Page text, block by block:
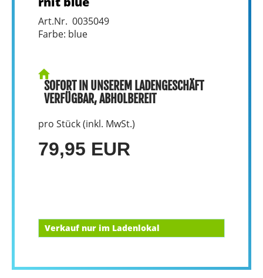
Art.Nr. 0035049
Farbe: blue
SOFORT IN UNSEREM LADENGESCHÄFT
VERFÜGBAR, ABHOLBEREIT
pro Stück (inkl. MwSt.)
79,95 EUR
Verkauf nur im Ladenlokal